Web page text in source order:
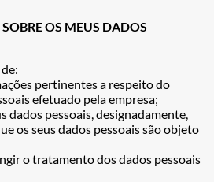
OS MEUS DADOS
pertinentes a respeito do
efetuado pela empresa;
dados pessoais, designadamente,
os seus dados pessoais são objeto
o tratamento dos dados pessoais